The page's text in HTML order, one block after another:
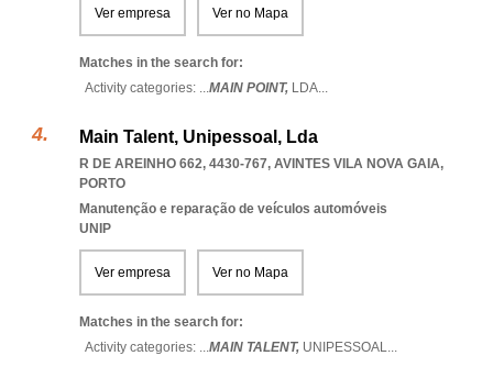
Ver empresa Ver no Mapa
Matches in the search for:
Activity categories: ...MAIN POINT, LDA...
Main Talent, Unipessoal, Lda
R DE AREINHO 662, 4430-767, AVINTES VILA NOVA GAIA,
PORTO
Manutenção e reparação de veículos automóveis
UNIP
Ver empresa Ver no Mapa
Matches in the search for:
Activity categories: ...MAIN TALENT, UNIPESSOAL...